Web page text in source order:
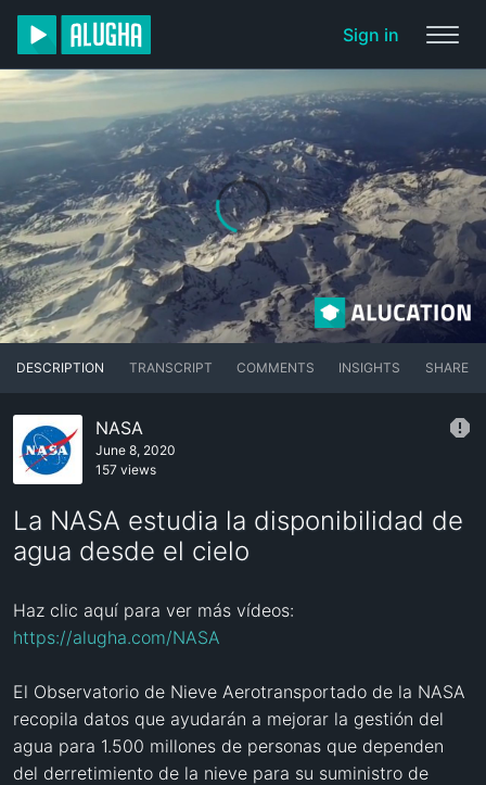
Sign in
DESCRIPTION TRANSCRIPT COMMENTS INSIGHTS SHARE
NASA
June 8, 2020
157 views
La NASA estudia la disponibilidad de
agua desde el cielo
https://alugha.com/NASA
El Observatorio de Nieve Aerotransportado de la NASA
recopila datos que ayudarán a mejorar la gestión del
agua para 1.500 millones de personas que dependen
del derretimiento de la nieve para su suministro de